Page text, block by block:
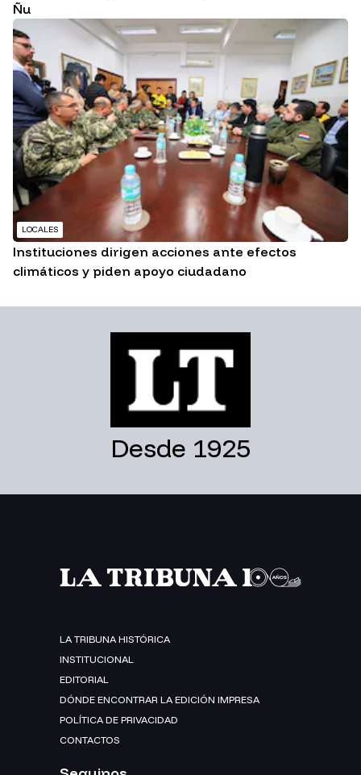
Ñu
LOCALES
Instituciones dirigen acciones ante efectos
climáticos y piden apoyo ciudadano
Desde 1925
LA TRIBUNA HISTÓRICA
INSTITUCIONAL
EDITORIAL
DÓNDE ENCONTRAR LA EDICIÓN IMPRESA
POLÍTICA DE PRIVACIDAD
CONTACTOS